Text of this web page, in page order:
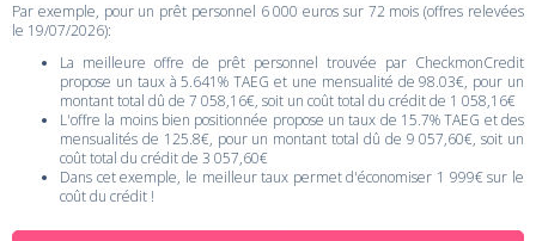
Par exemple, pour un prêt personnel 6 000 euros sur 72 mois (offres relevées
le 19/07/2026):
La meilleure offre de prêt personnel trouvée par CheckmonCredit
propose un taux à 5.641% TAEG et une mensualité de 98.03€, pour un
montant total dû de 7 058,16€, soit un coût total du crédit de 1 058,16€
L'offre la moins bien positionnée propose un taux de 15.7% TAEG et des
mensualités de 125.8€, pour un montant total dû de 9 057,60€, soit un
coût total du crédit de 3 057,60€
Dans cet exemple, le meilleur taux permet d'économiser 1 999€ sur le
coût du crédit !